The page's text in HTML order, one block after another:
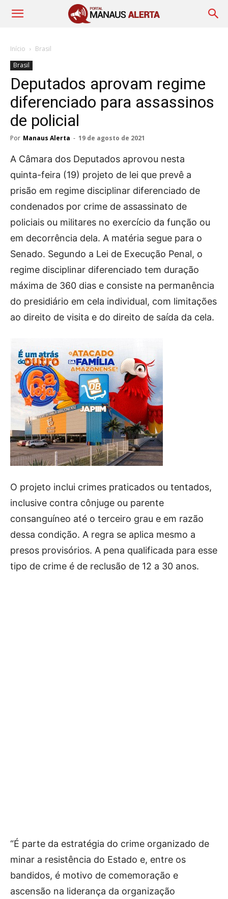
Início
Brasil
Brasil
Deputados aprovam regime
diferenciado para assassinos
de policial
Por Manaus Alerta - 19 de agosto de 2021
A Câmara dos Deputados aprovou nesta
quinta-feira (19) projeto de lei que prevê a
prisão em regime disciplinar diferenciado de
condenados por crime de assassinato de
policiais ou militares no exercício da função ou
em decorrência dela. A matéria segue para o
Senado. Segundo a Lei de Execução Penal, o
regime disciplinar diferenciado tem duração
máxima de 360 dias e consiste na permanência
do presidiário em cela individual, com limitações
ao direito de visita e do direito de saída da cela.
O projeto inclui crimes praticados ou tentados,
inclusive contra cônjuge ou parente
consanguíneo até o terceiro grau e em razão
dessa condição. A regra se aplica mesmo a
presos provisórios. A pena qualificada para esse
tipo de crime é de reclusão de 12 a 30 anos.
“É parte da estratégia do crime organizado de
minar a resistência do Estado e, entre os
bandidos, é motivo de comemoração e
ascensão na liderança da organização